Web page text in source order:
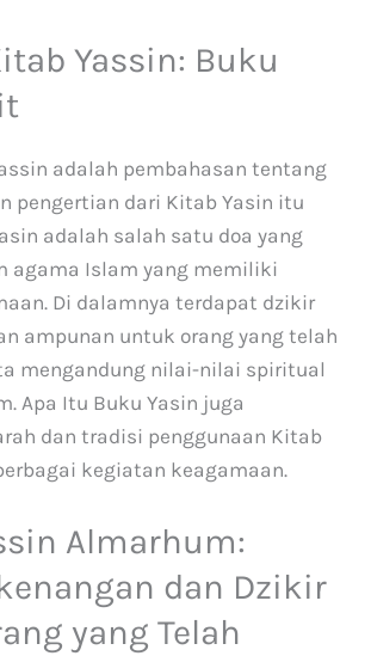
Yassin: Buku
adalah pembahasan tentang
pengertian dari Kitab Yasin itu
adalah salah satu doa yang
agama Islam yang memiliki
Di dalamnya terdapat dzikir
ampunan untuk orang yang telah
mengandung nilai-nilai spiritual
Apa Itu Buku Yasin juga
dan tradisi penggunaan Kitab
kegiatan keagamaan.
Almarhum:
dan Dzikir
yang Telah